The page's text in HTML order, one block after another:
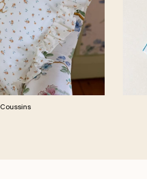
Coussins